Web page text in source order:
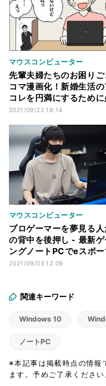
マウスコンピューター
先輩夫婦たちのお困り
コマ漫画化！新婚生活の
コレを円満にするため
なのは……？
2021/09/22 18:14
マウスコンピューター
プロゲーマーを夢見る人
の背中を後押し - 最新ゲ
ングノートPCでeスポ
験イベント
2021/09/03 12:09
関連キーワード
Windows 10
ノートPC
※本記事は掲載時点の情報
ます。予めご了承ください